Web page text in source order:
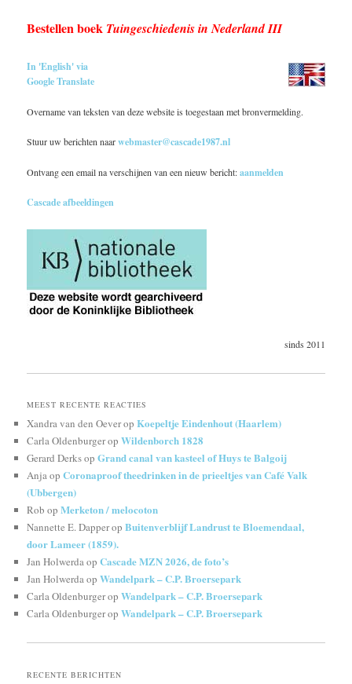
Bestellen boek Tuingeschiedenis in Nederland III
In 'English' via
Google Translate
Overname van teksten van deze website is toegestaan met bronvermelding.
Stuur uw berichten naarwebmaster@cascade1987.nl
Ontvang een email na verschijnen van een nieuw bericht:aanmelden
Cascade afbeeldingen
sinds 2011
MEEST RECENTE REACTIES
Xandra van den OeveropKoepeltje Eindenhout (Haarlem)
Carla OldenburgeropWildenborch 1828
Gerard DerksopGrand canal van kasteel of Huys te Balgoij
AnjaopCoronaproof theedrinken in de prieeltjes van Café Valk
(Ubbergen)
Rob opMerketon / melocoton
Nannette E. DapperopBuitenverblijf Landrust te Bloemendaal,
door Lameer (1859).
Jan HolwerdaopCascade MZN 2026, de foto’s
Jan HolwerdaopWandelpark – C.P. Broersepark
Carla OldenburgeropWandelpark – C.P. Broersepark
Carla OldenburgeropWandelpark – C.P. Broersepark
RECENTE BERICHTEN